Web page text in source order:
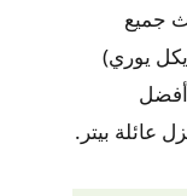
جميع
يوري)
أفضل
عائلة بيتر.